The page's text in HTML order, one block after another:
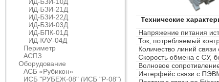
ИД-БЗИ-21Д
ИД-БЗИ-22Д
ИД-БЗИ-03Д
ИД-БПК-01Д
ИД-КАУ-04Д
Периметр
АСПЗ
Оборудование
АСБ «Рубикон»
ИСБ "РУБЕЖ-08" (ИСБ "Р-08")
Технические
Напряжение питания
Ток, потребляемый
Количество линий
Скорость обмена с СУ,
Волновое
Интерфейс связи с